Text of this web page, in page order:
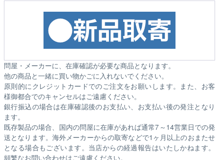
問屋・メーカーに、在庫確認が必要な商品となります。
他の商品と一緒に買い物かごに入れないでください。
原則的にクレジットカードでのご注文をお願いします。また、お客
様御都合でのキャンセルはご遠慮ください。
銀行振込の場合は在庫確認後のお支払い、お支払い後の発注となり
ます。
既存製品の場合、国内の問屋に在庫があれば通常7～14営業日での発
送となります。海外メーカーからの取寄などで1ヶ月以上のおまたせ
となる場合もございます。 当店からの経過報告はいたしかねます。
頻繁なお問い合わせはご遠慮ください。